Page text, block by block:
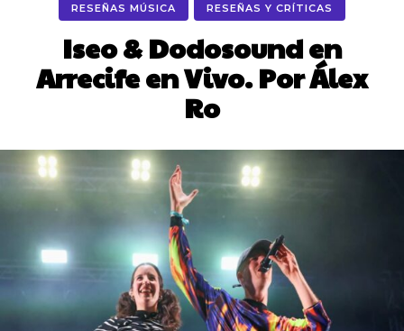
RESEÑAS MÚSICA RESEÑAS Y CRÍTICAS
Iseo & Dodosound en
Arrecife en Vivo. Por Álex
Ro